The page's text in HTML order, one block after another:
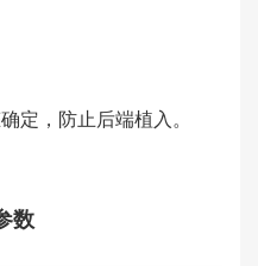
定，防止后端植入。
数